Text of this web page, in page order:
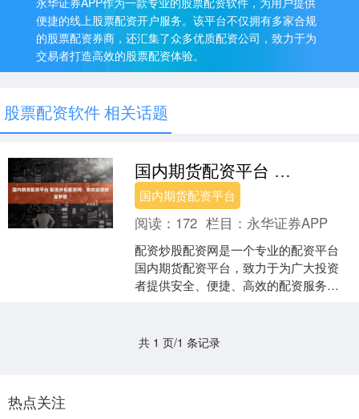
便捷的线上股票配资开户服务。该平台不仅拥有多家合规
的股票配资券商，还汇集了众多优质配资公司，致力于为
交易者打造高效的股票配资体验。
股票配资软件 相关话题
国内期货配资平台 配资炒股配资网：助你实现财富梦想
国内期货配资平台
阅读： 172 栏目： 永华证券APP
配资炒股配资网是一个专业的配资平台
国内期货配资平台，致力于为广大投资
者提供安全、便捷、高效的配资服务。
共 1 页/1 条记录
热点关注